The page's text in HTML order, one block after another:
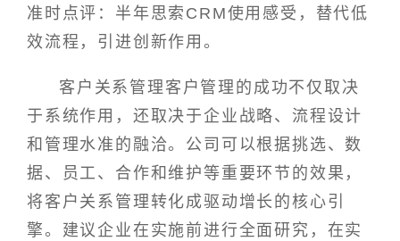
准时点评：半年思索CRM使用感受，替代低
效流程，引进创新作用。
客户关系管理客户管理的成功不仅取决
于系统作用，还取决于企业战略、流程设计
和管理水准的融洽。公司可以根据挑选、数
据、员工、合作和维护等重要环节的效果，
将客户关系管理转化成驱动增长的核心引
擎。建议企业在实施前进行全面研究，在实